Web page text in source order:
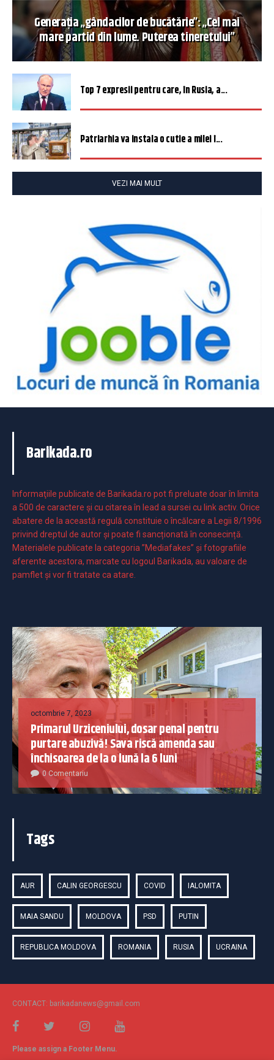
Generația „gândacilor de bucătărie”: „Cel mai
mare partid din lume. Puterea tineretului”
Top 7 expresii pentru care, în Rusia, a...
Patriarhia va instala o cutie a milei î...
VEZI MAI MULT
Barikada.ro
Informaţiile publicate de Barikada.ro pot fi preluate doar în limita
a 500 de caractere şi cu citarea în lead a sursei cu link activ. Orice
abatere de la această regulă constituie o încălcare a Legii 8/1996
privind dreptul de autor și poate fi sancționată în consecință.
Materialele publicate la categoria ”Mediafakes” și fotografiile
aferente acestora, marcate cu logoul Barikada, au valoare de
pamflet și vor fi tratate ca atare.
octombrie 7, 2023
Primarul Urziceniului, dosar penal pentru
purtare abuzivă! Sava riscă amenda sau
închisoarea de la o lună la 6 luni
0 Comentariu
Tags
AUR CALIN GEORGESCU COVID IALOMITA
MAIA SANDU MOLDOVA PSD PUTIN
REPUBLICA MOLDOVA ROMANIA RUSIA UCRAINA
CONTACT: barikadanews@gmail.com
Please assign a Footer Menu.